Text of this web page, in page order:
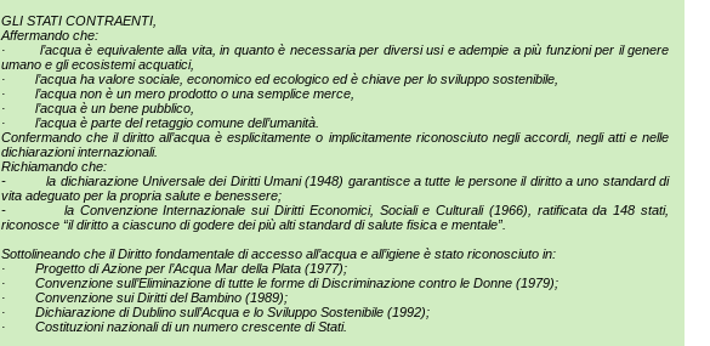
GLI STATI CONTRAENTI,
Affermando che:
· l’acqua è equivalente alla vita, in quanto è necessaria per diversi usi e adempie a più funzioni per il genere
umano e gli ecosistemi acquatici,
· l’acqua ha valore sociale, economico ed ecologico ed è chiave per lo sviluppo sostenibile,
· l’acqua non è un mero prodotto o una semplice merce,
· l’acqua è un bene pubblico,
· l’acqua è parte del retaggio comune dell’umanità.
Confermando che il diritto all’acqua è esplicitamente o implicitamente riconosciuto negli accordi, negli atti e nelle
dichiarazioni internazionali.
Richiamando che:
- la dichiarazione Universale dei Diritti Umani (1948) garantisce a tutte le persone il diritto a uno standard di
vita adeguato per la propria salute e benessere;
- la Convenzione Internazionale sui Diritti Economici, Sociali e Culturali (1966), ratificata da 148 stati,
riconosce “il diritto a ciascuno di godere dei più alti standard di salute fisica e mentale”.
Sottolineando che il Diritto fondamentale di accesso all’acqua e all’igiene è stato riconosciuto in:
· Progetto di Azione per l’Acqua Mar della Plata (1977);
· Convenzione sull’Eliminazione di tutte le forme di Discriminazione contro le Donne (1979);
· Convenzione sui Diritti del Bambino (1989);
· Dichiarazione di Dublino sull’Acqua e lo Sviluppo Sostenibile (1992);
· Costituzioni nazionali di un numero crescente di Stati.